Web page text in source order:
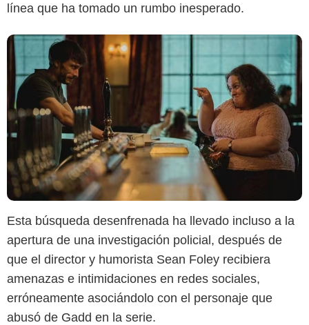
línea que ha tomado un rumbo inesperado.
Esta búsqueda desenfrenada ha llevado incluso a la
apertura de una investigación policial, después de
que el director y humorista Sean Foley recibiera
amenazas e intimidaciones en redes sociales,
erróneamente asociándolo con el personaje que
abusó de Gadd en la serie.
Google